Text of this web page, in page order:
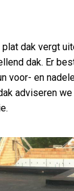
dak vergt
dak. Er
voor- en
adviseren we